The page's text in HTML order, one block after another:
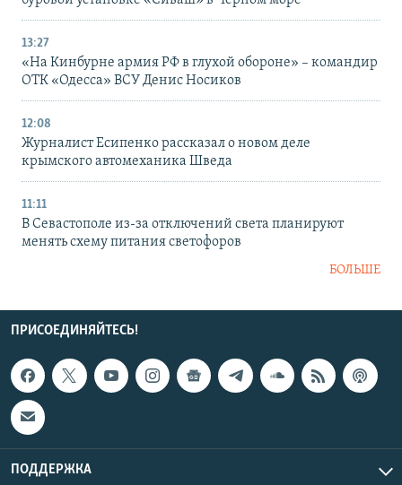
13:27
«На Кинбурне армия РФ в глухой обороне» – командир
ОТК «Одесса» ВСУ Денис Носиков
12:08
Журналист Есипенко рассказал о новом деле
крымского автомеханика Шведа
11:11
В Севастополе из-за отключений света планируют
менять схему питания светофоров
БОЛЬШЕ
ПРИСОЕДИНЯЙТЕСЬ!
ПОДДЕРЖКА